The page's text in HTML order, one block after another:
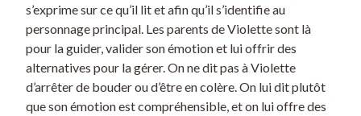
s’exprime sur ce qu’il lit et afin qu’il s’identifie au
personnage principal. Les parents de Violette sont là
pour la guider, valider son émotion et lui offrir des
alternatives pour la gérer. On ne dit pas à Violette
d’arrêter de bouder ou d’être en colère. On lui dit plutôt
que son émotion est compréhensible, et on lui offre des